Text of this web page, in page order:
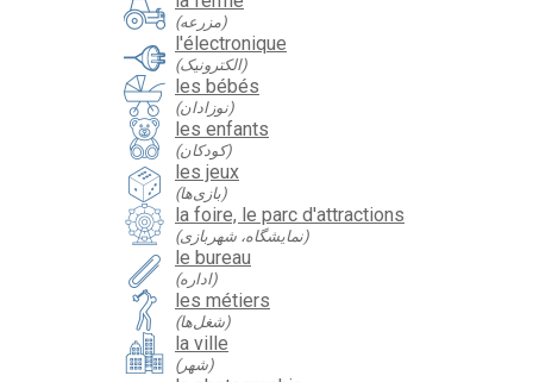
(مزرعه)
l'électronique
(الکترونیک)
les bébés
(نوزادان)
les enfants
(کودکان)
les jeux
(بازی‌ها)
la foire, le parc d'attractions
(نمایشگاه، شهربازی)
le bureau
(اداره)
les métiers
(شغل‌ها)
la ville
(شهر)